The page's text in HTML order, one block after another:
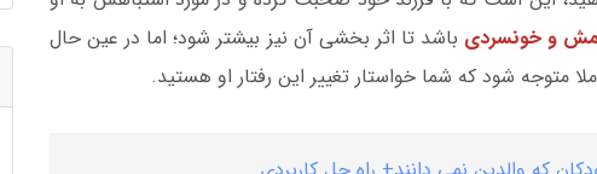
و خونسردی باشد تا اثر بخشی آن نیز بیشتر شود؛ اما در عین حال
متوجه شود که شما خواستار تغییر این رفتار او هستید.